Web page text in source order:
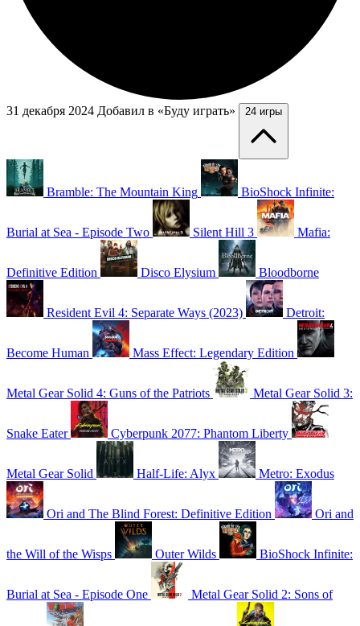
31 декабря 2024 Добавил в «Буду играть» 24 игры
Bramble: The Mountain King BioShock Infinite:
Burial at Sea - Episode Two Silent Hill 3 Mafia:
Definitive Edition Disco Elysium Bloodborne
Resident Evil 4: Separate Ways (2023) Detroit:
Become Human Mass Effect: Legendary Edition
Metal Gear Solid 4: Guns of the Patriots Metal Gear Solid 3:
Snake Eater Cyberpunk 2077: Phantom Liberty
Metal Gear Solid Half-Life: Alyx Metro: Exodus
Ori and The Blind Forest: Definitive Edition Ori and
the Will of the Wisps Outer Wilds BioShock Infinite:
Burial at Sea - Episode One Metal Gear Solid 2: Sons of